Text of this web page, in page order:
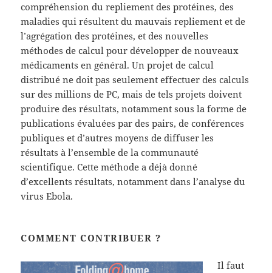
compréhension du repliement des protéines, des
maladies qui résultent du mauvais repliement et de
l’agrégation des protéines, et des nouvelles
méthodes de calcul pour développer de nouveaux
médicaments en général. Un projet de calcul
distribué ne doit pas seulement effectuer des calculs
sur des millions de PC, mais de tels projets doivent
produire des résultats, notamment sous la forme de
publications évaluées par des pairs, de conférences
publiques et d’autres moyens de diffuser les
résultats à l’ensemble de la communauté
scientifique. Cette méthode a déjà donné
d’excellents résultats, notamment dans l’analyse du
virus Ebola.
COMMENT CONTRIBUER ?
Il faut